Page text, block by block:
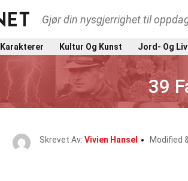
Gjør din nysgjerrighet til
Karakterer Kultur Og Kunst Jord- Og
39
Skrevet Av: Vivien Hansel Modified